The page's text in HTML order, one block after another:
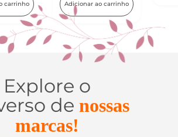
ao carrinho
Explore o
de nossas
marcas!